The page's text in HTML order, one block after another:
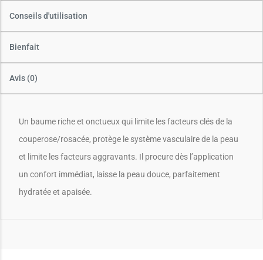
Bienfait
Conseils d'utilisation
Avis (0)
Un baume riche et onctueux qui limite les facteurs clés de la
couperose/rosacée, protège le système vasculaire de la peau
et limite les facteurs aggravants. Il procure dès l’application
un confort immédiat, laisse la peau douce, parfaitement
hydratée et apaisée.